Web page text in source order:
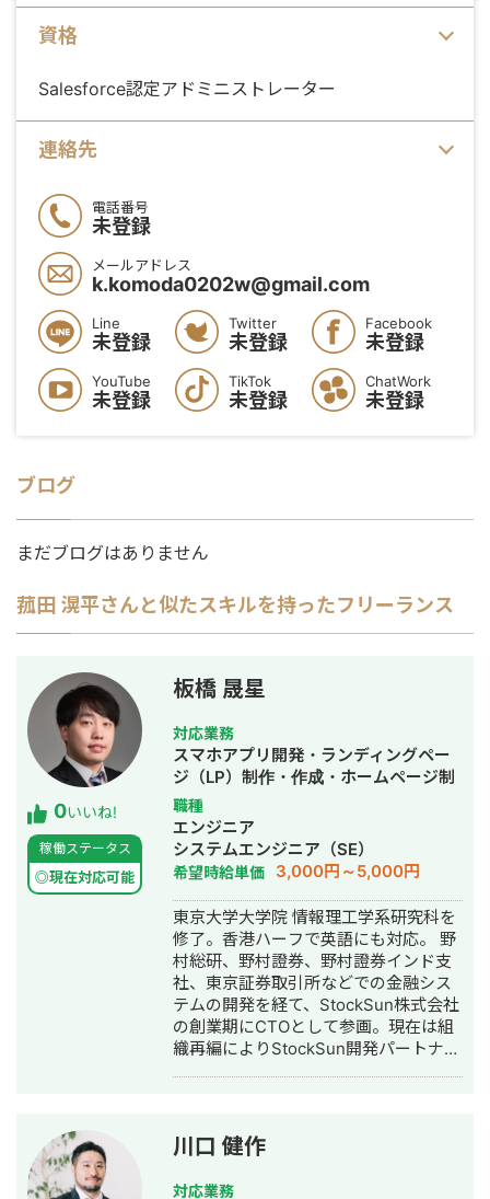
資格
Salesforce認定アドミニストレーター
連絡先
電話番号
未登録
メールアドレス
k.komoda0202w@gmail.com
Line
未登録
Twitter
未登録
Facebook
未登録
YouTube
未登録
TikTok
未登録
ChatWork
未登録
ブログ
まだブログはありません
菰田 滉平さんと似たスキルを持ったフリーランス
0いいね!
稼働ステータス
◎現在対応可能
板橋 晟星
対応業務
スマホアプリ開発・ランディングペー
ジ（LP）制作・作成・ホームページ制
作・作成・バナー制作・デザイン・漫
画制作・AI活用
職種
エンジニア
システムエンジニア（SE）
希望時給単価 3,000円～5,000円
東京大学大学院 情報理工学系研究科を
修了。香港ハーフで英語にも対応。 野
村総研、野村證券、野村證券インド支
社、東京証券取引所などでの金融シス
テムの開発を経て、StockSun株式会社
の創業期にCTOとして参画。現在は組
織再編によりStockSun開発パートナー
ンス名鑑、マッチングアプリのフェリ
恋、年収チャンネルの転職者と企業の
マッチングサービスである年収スカウ
川口 健作
対応業務